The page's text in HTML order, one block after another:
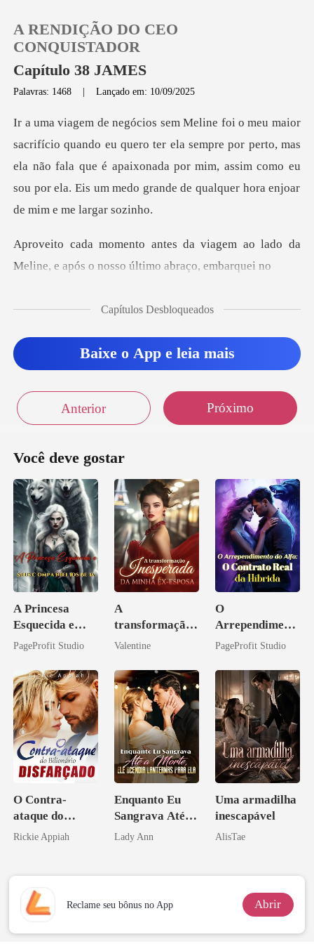
Loja
Histórico
Baixar App
A RENDIÇÃO DO CEO
CONQUISTADOR
Capítulo 38 JAMES
Palavras: 1468 |Lançado em: 10/09/2025
ter ela sempre por perto, mas
ela não fala que é apaixonada por mim, assim como eu
iagem ao lado da
Meline, e após o
Capítulos Desbloqueados
Baixe o App e leia mais
Anterior Próximo
Você deve gostar
A Princesa
Esquecida e
Seus
Beta
PageProfit Studio
A
transformação
inesperada da
esposa
Valentine
O
Arrependiment
o do Alfa: O
da Híbrida
PageProfit Studio
O Contra-
ataque do
Bilionário
Rickie Appiah
Enquanto Eu
Sangrava Até a
Morte, Ele
Ela
Lady Ann
Uma armadilha
inescapável
AlisTae
Reclame seu bônus no App Abrir